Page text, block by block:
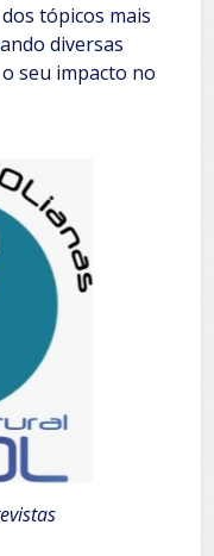
tópicos mais
diversas
seu impacto no